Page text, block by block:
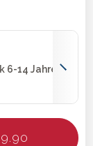
6-14 Jahre